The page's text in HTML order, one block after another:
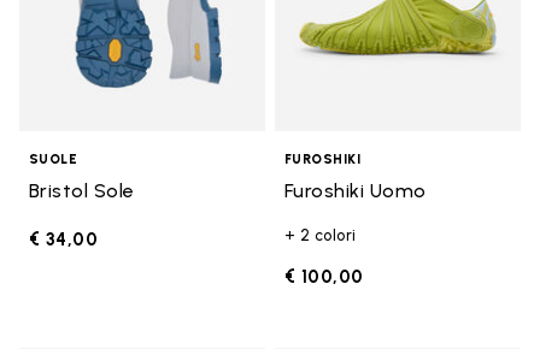
SUOLE
Bristol Sole
€ 34,00
FUROSHIKI
Furoshiki Uomo
+ 2 colori
€ 100,00